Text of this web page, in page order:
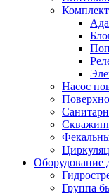
Насос
Оборудование
Группа